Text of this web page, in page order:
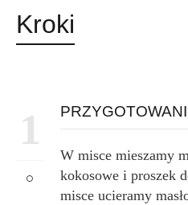
Kroki
1
W misce mieszamy
kokosowe i proszek
misce ucieramy